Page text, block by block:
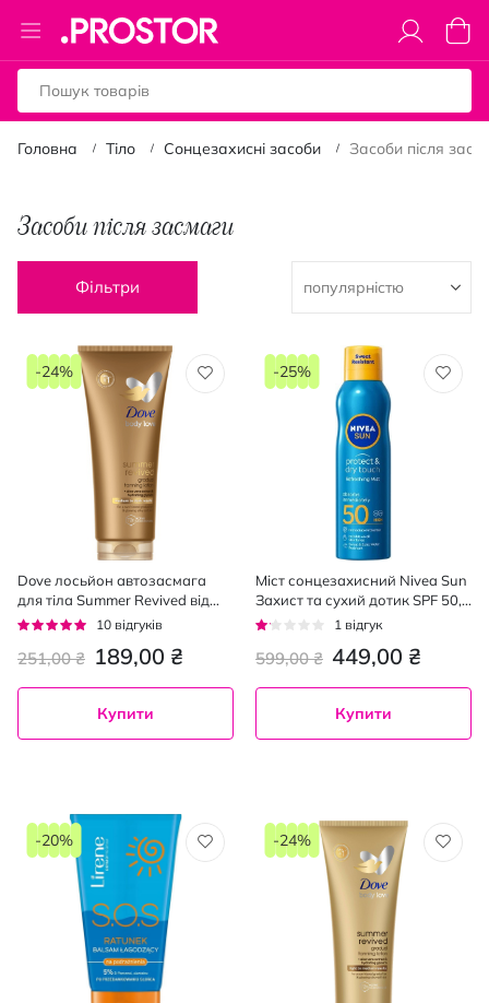
Toggle
Nav
Кошик
Головна Тіло Сонцезахисні засоби Засоби після
Засоби після засмаги
Фільтри
Dove лосьйон автозасмага
для тіла Summer Revived від
середнього до темного, 200мл
Рейтинг:
10 відгуків
189,00 ₴
251,00 ₴
-24%
Купити
Міст сонцезахисний Nivea Sun
Захист та сухий дотик SPF 50,
200 мл
Рейтинг:
1 відгук
449,00 ₴
599,00 ₴
-25%
Купити
-20% -24%